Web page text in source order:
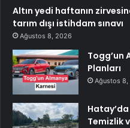
Altın yedi haftanın
tarım dışı istihdam sınavı
Ağustos 8, 2026
Togg’un
Planları
Ağustos 8,
Temizlik